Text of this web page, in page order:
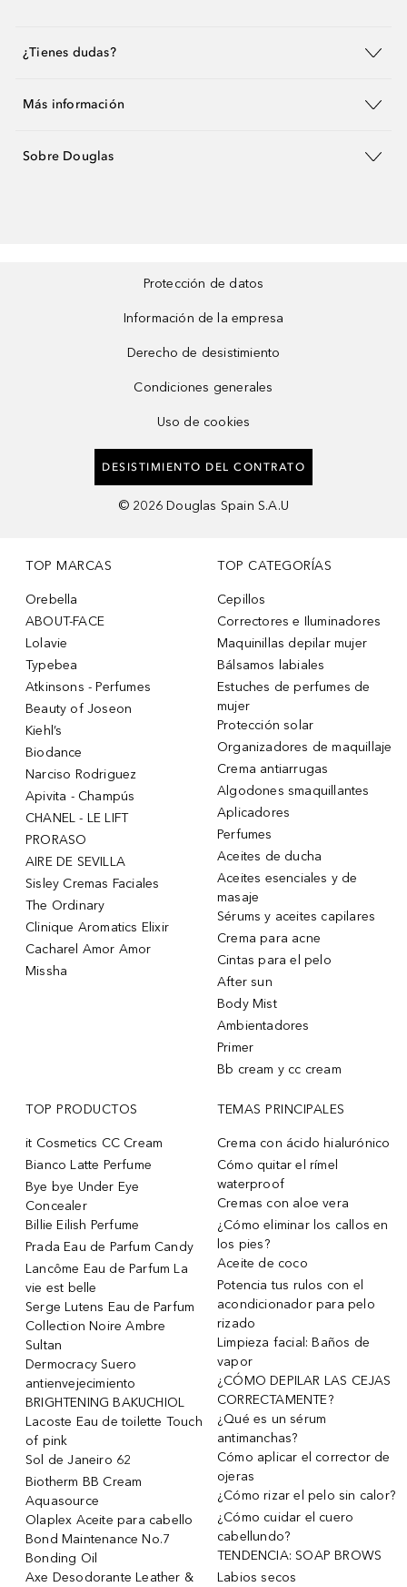
¿Tienes dudas?
Más información
Sobre Douglas
Protección de datos
Información de la empresa
Derecho de desistimiento
Condiciones generales
Uso de cookies
DESISTIMIENTO DEL CONTRATO
© 2026 Douglas Spain S.A.U
TOP MARCAS
Orebella
ABOUT-FACE
Lolavie
Typebea
Atkinsons - Perfumes
Beauty of Joseon
Kiehl’s
Biodance
Narciso Rodriguez
Apivita - Champús
CHANEL - LE LIFT
PRORASO
AIRE DE SEVILLA
Sisley Cremas Faciales
The Ordinary
Clinique Aromatics Elixir
Cacharel Amor Amor
Missha
TOP CATEGORÍAS
Cepillos
Correctores e Iluminadores
Maquinillas depilar mujer
Bálsamos labiales
Estuches de perfumes de
mujer
Protección solar
Organizadores de maquillaje
Crema antiarrugas
Algodones smaquillantes
Aplicadores
Perfumes
Aceites de ducha
Aceites esenciales y de
masaje
Sérums y aceites capilares
Crema para acne
Cintas para el pelo
After sun
Body Mist
Ambientadores
Primer
Bb cream y cc cream
TOP PRODUCTOS
it Cosmetics CC Cream
Bianco Latte Perfume
Bye bye Under Eye
Concealer
Billie Eilish Perfume
Prada Eau de Parfum Candy
Lancôme Eau de Parfum La
vie est belle
Serge Lutens Eau de Parfum
Collection Noire Ambre
Sultan
Dermocracy Suero
antienvejecimiento
BRIGHTENING BAKUCHIOL
Lacoste Eau de toilette Touch
of pink
Sol de Janeiro 62
Biotherm BB Cream
Aquasource
Olaplex Aceite para cabello
Bond Maintenance No.7
Bonding Oil
Axe Desodorante Leather &
TEMAS PRINCIPALES
Crema con ácido hialurónico
Cómo quitar el rímel
waterproof
Cremas con aloe vera
¿Cómo eliminar los callos en
los pies?
Aceite de coco
Potencia tus rulos con el
acondicionador para pelo
rizado
Limpieza facial: Baños de
vapor
¿CÓMO DEPILAR LAS CEJAS
CORRECTAMENTE?
¿Qué es un sérum
antimanchas?
Cómo aplicar el corrector de
ojeras
¿Cómo rizar el pelo sin calor?
¿Cómo cuidar el cuero
cabellundo?
TENDENCIA: SOAP BROWS
Labios secos